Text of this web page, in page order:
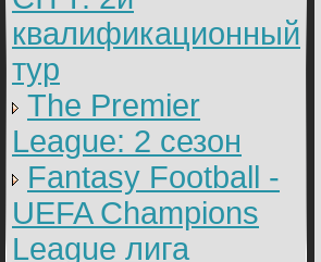
квалификационный
тур
The Premier
League: 2 cезон
Fantasy Football -
UEFA Champions
League лига